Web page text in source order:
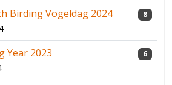
Birding Vogeldag 2024 8
Year 2023 6